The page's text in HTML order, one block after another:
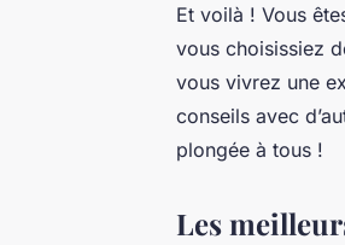
Et voilà ! Vous
vous choisissiez
vous vivrez une
conseils avec
plongée à tous !
Les